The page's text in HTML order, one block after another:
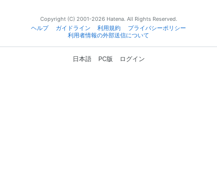
Copyright (C) 2001-2026 Hatena. All Rights Reserved.
ヘルプ
ガイドライン 利用規約
プライバシーポリシー
利用者情報の外部送信について
日本語 PC版 ログイン